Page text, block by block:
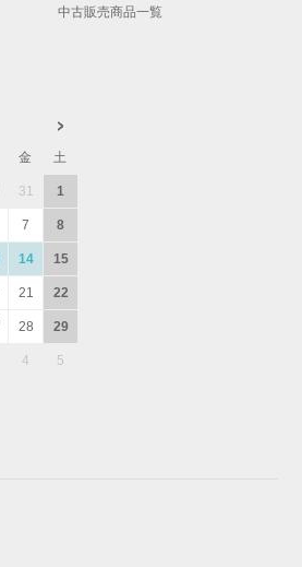
中古販売商品一覧
金 土
31 1
7 8
14 15
21 22
28 29
4 5